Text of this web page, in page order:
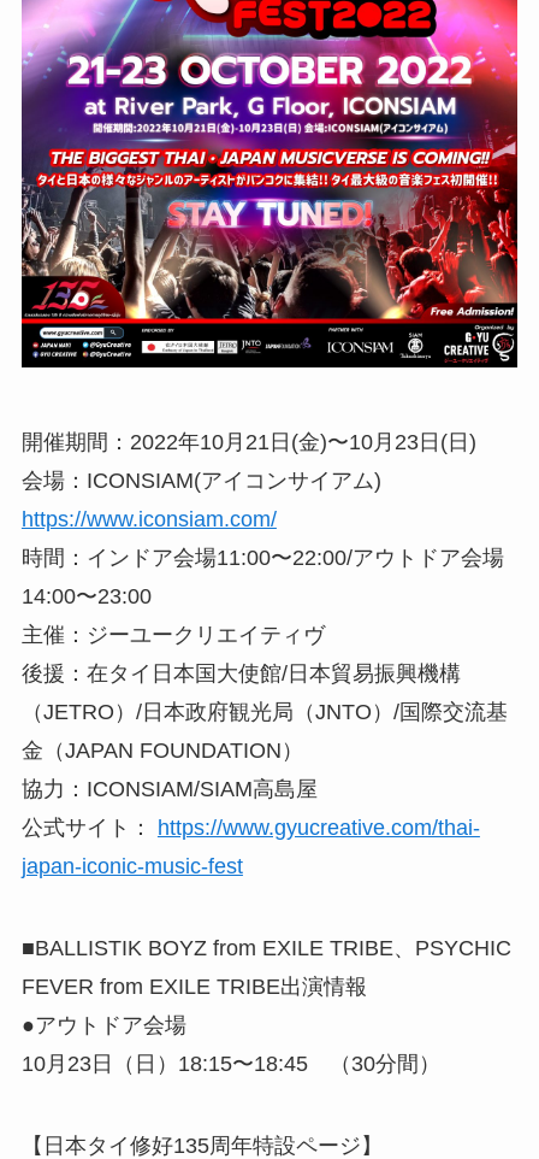
開催期間：2022年10月21日(金)〜10月23日(日)
会場：ICONSIAM(アイコンサイアム)
https://www.iconsiam.com/
時間：インドア会場11:00〜22:00/アウトドア会場
14:00〜23:00
主催：ジーユークリエイティヴ
後援：在タイ日本国大使館/日本貿易振興機構
（JETRO）/日本政府観光局（JNTO）/国際交流基
金（JAPAN FOUNDATION）
協力：ICONSIAM/SIAM高島屋
公式サイト：
https://www.gyucreative.com/thai-
japan-iconic-music-fest
■BALLISTIK BOYZ from EXILE TRIBE、PSYCHIC
FEVER from EXILE TRIBE出演情報
●アウトドア会場
10月23日（日）18:15〜18:45 （30分間）
【日本タイ修好135周年特設ページ】